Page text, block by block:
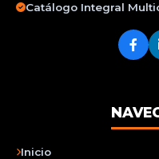
Catálogo Integral
Inicio